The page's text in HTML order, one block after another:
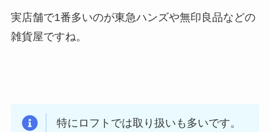
実店舗で1番多いのが東急ハンズや無印良品などの
雑貨屋ですね。
特にロフトでは取り扱いも多いです。